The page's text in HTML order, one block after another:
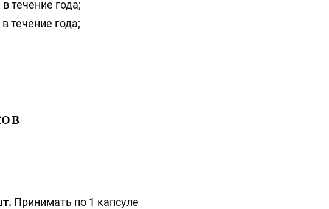
течение года;
течение года;
Принимать по 1 капсуле